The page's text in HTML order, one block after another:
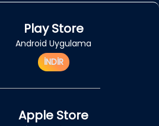
Play Store
Android Uygulama
İNDİR
Apple Store